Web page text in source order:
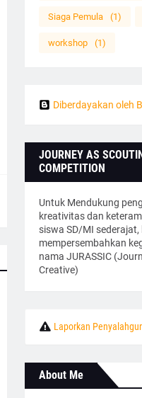
Siaga Pemula (1)
workshop (1)
Diberdayakan oleh
JOURNEY AS
COMPETITION
Untuk Mendukung
kreativitas dan
siswa SD/MI sederajat,
mempersembahkan
nama JURASSIC
Creative)
Laporkan
About Me